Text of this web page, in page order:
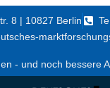
8 | 10827 Berlin
- und noch bessere